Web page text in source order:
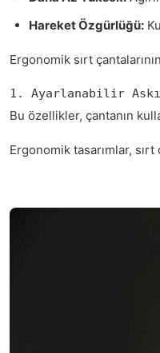
Hareket Özgürlüğü:
Ergonomik sırt
1. Ayarlanabilir
Bu özellikler, çantanın
Ergonomik tasarımlar,